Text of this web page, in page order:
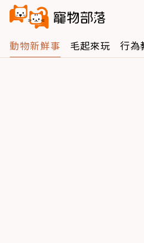
動物新鮮事 毛起來玩 行為